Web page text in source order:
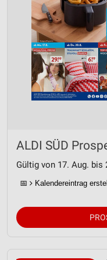
ALDI SÜD
Gültig von 17. Aug. bis
📅 Kalendereintrag